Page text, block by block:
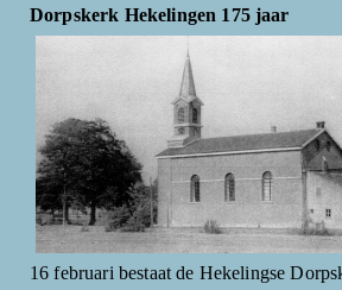
Dorpskerk Hekelingen 175 jaar
16 februari bestaat de Hekelingse